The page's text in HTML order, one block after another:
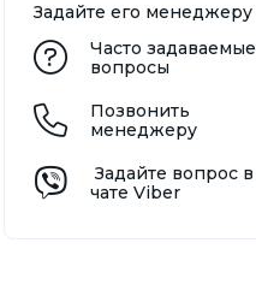
Задайте его менеджеру
Часто задаваемые
вопросы
Позвонить
менеджеру
Задайте вопрос в
чате Viber